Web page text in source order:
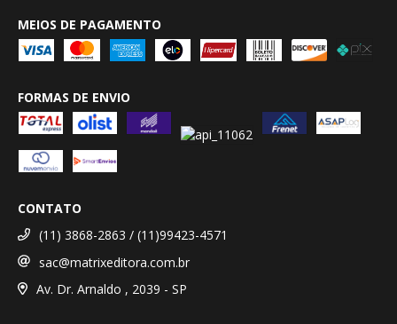
MEIOS DE PAGAMENTO
FORMAS DE ENVIO
CONTATO
(11) 3868-2863 / (11)99423-4571
sac@matrixeditora.com.br
Av. Dr. Arnaldo , 2039 - SP